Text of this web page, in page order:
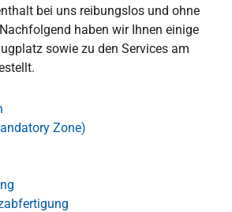
bei uns reibungslos und ohne
haben wir Ihnen einige
sowie zu den Services am
Zone)